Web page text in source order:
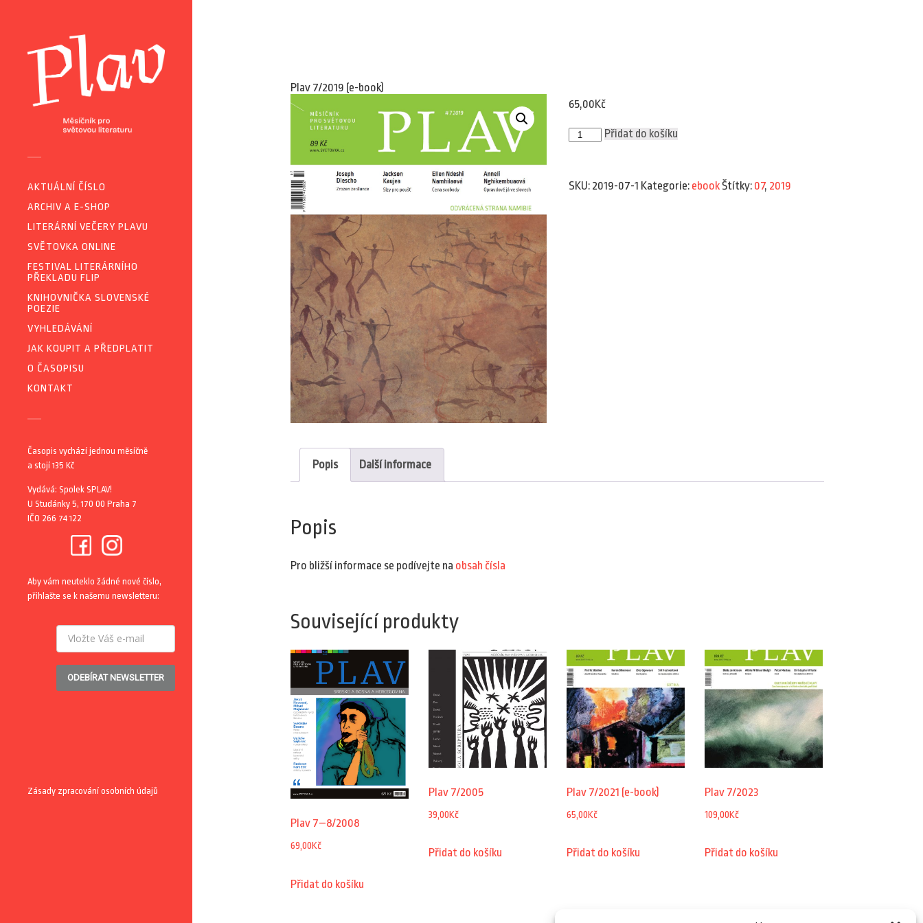
AKTUÁLNÍ ČÍSLO
ARCHIV A E-SHOP
LITERÁRNÍ VEČERY PLAVU
SVĚTOVKA ONLINE
FESTIVAL LITERÁRNÍHO
PŘEKLADU FLIP
KNIHOVNIČKA SLOVENSKÉ
POEZIE
VYHLEDÁVÁNÍ
JAK KOUPIT A PŘEDPLATIT
O ČASOPISU
KONTAKT
Časopis vychází jednou měsíčně
a stojí 135 Kč
Vydává: Spolek SPLAV!
U Studánky 5, 170 00 Praha 7
IČO 266 74 122
Aby vám neuteklo žádné nové číslo,
přihlašte se k našemu newsletteru:
ODEBÍRAT NEWSLETTER
Zásady zpracování osobních údajů
Plav 7/2019 (e-book)
65,00Kč
Plav
7/2019
Přidat do košíku
SKU: 2019-07-1 Kategorie: ebookŠtítky: 07, 2019
Popis Další informace
Popis
Pro bližší informace se podívejte na obsah čísla
Související produkty
Plav 7–8/2008
69,00Kč
Přidat do košíku
Plav 7/2005
39,00Kč
Přidat do košíku
Plav 7/2021 (e-book)
65,00Kč
Přidat do košíku
Plav 7/2023
109,00Kč
Přidat do košíku